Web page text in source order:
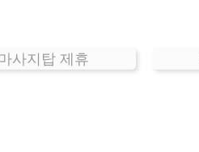
사지탑 제휴